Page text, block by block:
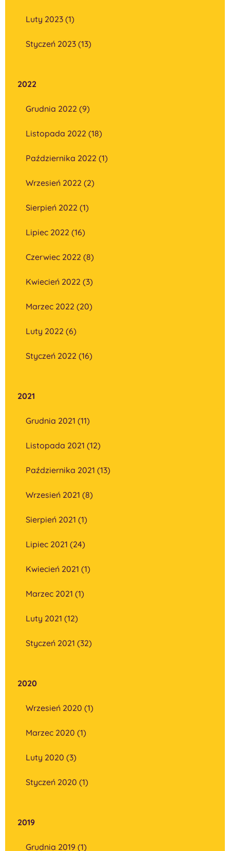
Luty 2023 (1)
Styczeń 2023 (13)
2022
Grudnia 2022 (9)
Listopada 2022 (18)
Października 2022 (1)
Wrzesień 2022 (2)
Sierpień 2022 (1)
Lipiec 2022 (16)
Czerwiec 2022 (8)
Kwiecień 2022 (3)
Marzec 2022 (20)
Luty 2022 (6)
Styczeń 2022 (16)
2021
Grudnia 2021 (11)
Listopada 2021 (12)
Października 2021 (13)
Wrzesień 2021 (8)
Sierpień 2021 (1)
Lipiec 2021 (24)
Kwiecień 2021 (1)
Marzec 2021 (1)
Luty 2021 (12)
Styczeń 2021 (32)
2020
Wrzesień 2020 (1)
Marzec 2020 (1)
Luty 2020 (3)
Styczeń 2020 (1)
2019
Grudnia 2019 (1)